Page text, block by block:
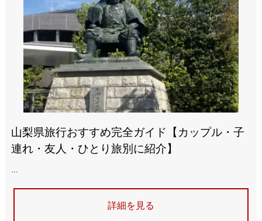
山梨県旅行おすすめ完全ガイド【カップル・子
連れ・友人・ひとり旅別に紹介】
...
詳細を見る